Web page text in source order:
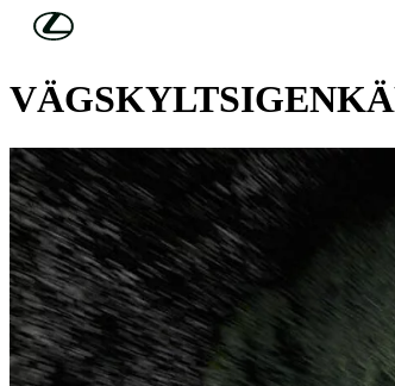
Hoppa till huvudinnehåll
LEXUS SAFETY SYSTEM +